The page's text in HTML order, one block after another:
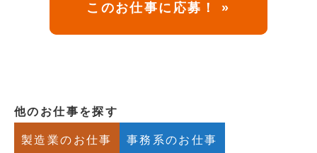
このお仕事に応募！ »
他のお仕事を探す
製造業のお仕事 事務系のお仕事